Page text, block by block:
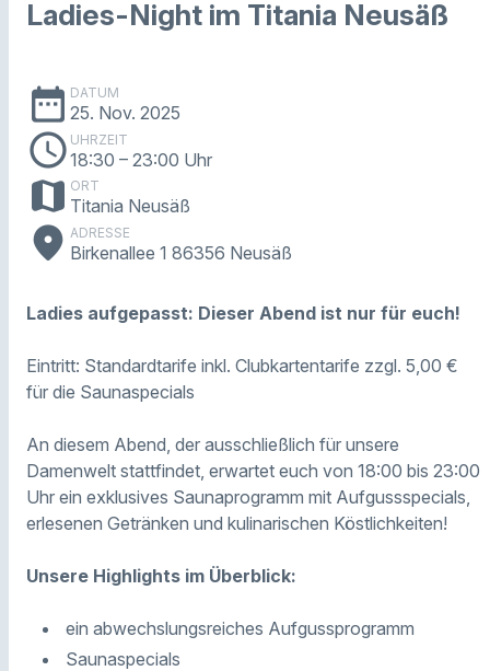
Ladies-Night im Titania Neusäß
date_range DATUM
25. Nov. 2025
schedule UHRZEIT
18:30 – 23:00 Uhr
map ORT
Titania Neusäß
place ADRESSE
Birkenallee 1 86356 Neusäß
Ladies aufgepasst: Dieser Abend ist nur für euch!
Eintritt: Standardtarife inkl. Clubkartentarife zzgl. 5,00 €
für die Saunaspecials
An diesem Abend, der ausschließlich für unsere
Damenwelt stattfindet, erwartet euch von 18:00 bis 23:00
Uhr ein exklusives Saunaprogramm mit Aufgussspecials,
erlesenen Getränken und kulinarischen Köstlichkeiten!
Unsere Highlights im Überblick:
ein abwechslungsreiches Aufgussprogramm
Saunaspecials